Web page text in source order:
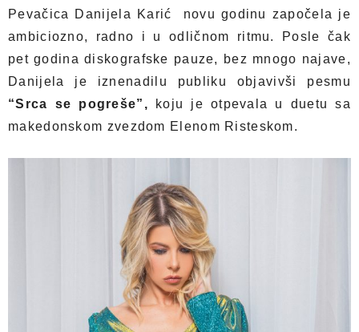
Pevačica Danijela Karić novu godinu započela je
ambiciozno, radno i u odličnom ritmu. Posle čak
pet godina diskografske pauze, bez mnogo najave,
Danijela je iznenadilu publiku objavivši pesmu
“Srca se pogreše”, koju je otpevala u duetu sa
makedonskom zvezdom Elenom Risteskom.